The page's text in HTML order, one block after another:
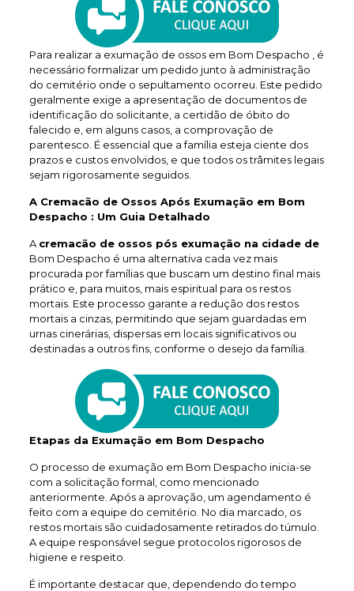
Para realizar a exumação de ossos em Bom Despacho , é
necessário formalizar um pedido junto à administração
do cemitério onde o sepultamento ocorreu. Este pedido
geralmente exige a apresentação de documentos de
identificação do solicitante, a certidão de óbito do
falecido e, em alguns casos, a comprovação de
parentesco. É essencial que a família esteja ciente dos
prazos e custos envolvidos, e que todos os trâmites legais
sejam rigorosamente seguidos.
A Cremacão de Ossos Após Exumação em Bom
Despacho : Um Guia Detalhado
A cremacão de ossos pós exumação na cidade de
Bom Despacho é uma alternativa cada vez mais
procurada por famílias que buscam um destino final mais
prático e, para muitos, mais espiritual para os restos
mortais. Este processo garante a redução dos restos
mortais a cinzas, permitindo que sejam guardadas em
urnas cinerárias, dispersas em locais significativos ou
destinadas a outros fins, conforme o desejo da família.
Etapas da Exumação em Bom Despacho
O processo de exumação em Bom Despacho inicia-se
com a solicitação formal, como mencionado
anteriormente. Após a aprovação, um agendamento é
feito com a equipe do cemitério. No dia marcado, os
restos mortais são cuidadosamente retirados do túmulo.
A equipe responsável segue protocolos rigorosos de
higiene e respeito.
É importante destacar que, dependendo do tempo